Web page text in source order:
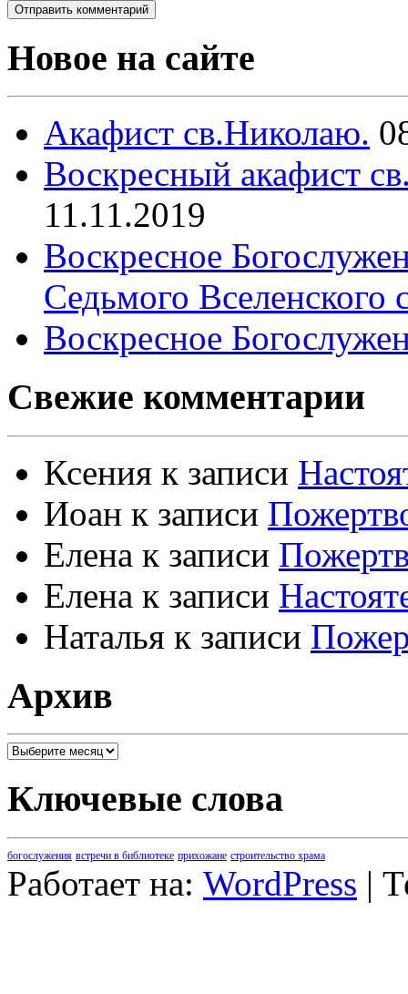
Новое на сайте
Акафист св.Николаю.
Воскресный акафист
11.11.2019
Воскресное
Седьмого Вселенского
Воскресное
Свежие комментарии
Ксения к записи
Иоан к записи
Елена к записи
Елена к записи
Наталья к записи
Архив
Архив
Ключевые слова
богослужения встречи в библиотеке прихожане строительство храма
Работает на: WordPress |